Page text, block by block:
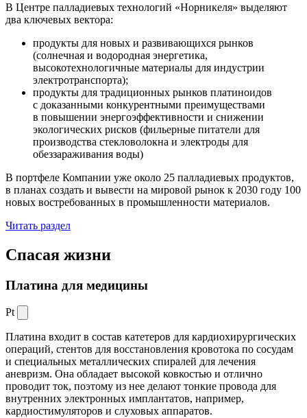
В Центре палладиевых технологий «Норникеля» выделяют
два ключевых вектора:
продукты для новых и развивающихся рынков
(солнечная и водородная энергетика,
высокотехнологичные материалы для индустрии
электротранспорта);
продукты для традиционных рынков платиноидов
с доказанными конкурентными преимуществами
в повышении энергоэффективности и снижении
экологических рисков (фильерные питатели для
производства стекловолокна и электроды для
обеззараживания воды)
В портфеле Компании уже около 25 палладиевых продуктов,
в планах создать и вывести на мировой рынок к 2030 году 100
новых востребованных в промышленности материалов.
Читать раздел
Спасая жизни
Платина для медицины
Pt
Платина входит в состав катетеров для кардиохирургических
операций, стентов для восстановления кровотока по сосудам
и специальных металлических спиралей для лечения
аневризм. Она обладает высокой ковкостью и отлично
проводит ток, поэтому из нее делают тонкие провода для
внутренних электронных имплантатов, например,
кардиостимуляторов и слуховых аппаратов.